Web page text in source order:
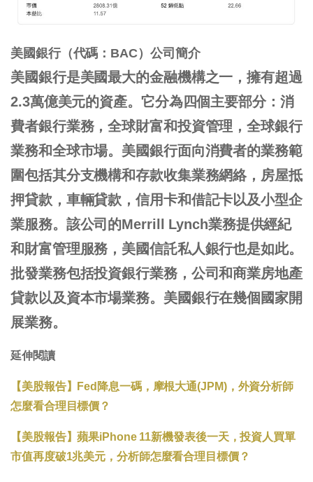
美國銀行（代碼：BAC）公司簡介
美國銀行是美國最大的金融機構之一，擁有超過
2.3萬億美元的資產。它分為四個主要部分：消
費者銀行業務，全球財富和投資管理，全球銀行
業務和全球市場。美國銀行面向消費者的業務範
圍包括其分支機構和存款收集業務網絡，房屋抵
押貸款，車輛貸款，信用卡和借記卡以及小型企
業服務。該公司的Merrill Lynch業務提供經紀
和財富管理服務，美國信託私人銀行也是如此。
批發業務包括投資銀行業務，公司和商業房地產
貸款以及資本市場業務。美國銀行在幾個國家開
展業務。
延伸閱讀
【美股報告】Fed降息一碼，摩根大通(JPM)，外資分析師
怎麼看合理目標價？
【美股報告】蘋果iPhone 11新機發表後一天，投資人買單
市值再度破1兆美元，分析師怎麼看合理目標價？